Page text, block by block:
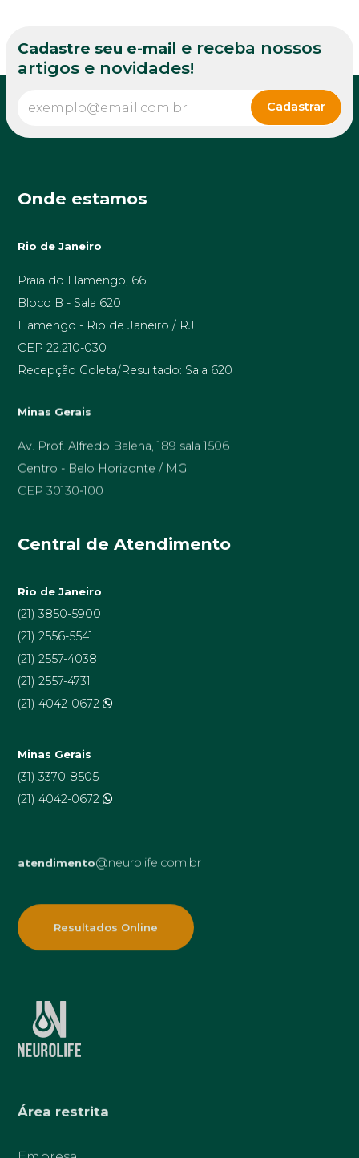
Cadastre seu e-mail e receba nossos
artigos e novidades!
Área restrita
Onde estamos
Rio de Janeiro
Praia do Flamengo, 66
Bloco B - Sala 620
Flamengo - Rio de Janeiro / RJ
CEP 22.210-030
Recepção Coleta/Resultado: Sala 620
Minas Gerais
Av. Prof. Alfredo Balena, 189 sala 1506
Centro - Belo Horizonte / MG
CEP 30130-100
Central de Atendimento
Rio de Janeiro
(21) 3850-5900
(21) 2556-5541
(21) 2557-4038
(21) 2557-4731
(21) 4042-0672
Minas Gerais
(31) 3370-8505
(21) 4042-0672
atendimento@neurolife.com.br